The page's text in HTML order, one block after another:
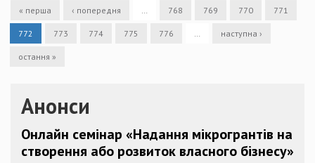
« перша ‹ попередня 768 769 770 771
772 773 774 775 776 наступна ›
остання »
Анонси
Онлайн семінар «Надання мікрогрантів на
створення або розвиток власного бізнесу»